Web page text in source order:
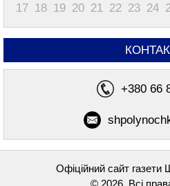
17 18 19 20 21 22 23 24
+380 66
Офіційний сайт
© 2026, Всі